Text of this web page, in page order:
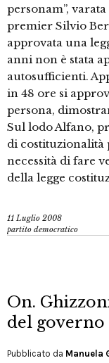
personam”,
premier Silvio
approvata una
anni non è stata
autosufficienti.
in 48 ore si
persona,
Sul lodo Alfano,
di costituzionalità
necessità di fare
della legge
11 Luglio 2008
partito democratico
On.
del governo
Pubblicato da Manuela